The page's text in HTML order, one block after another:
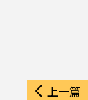
上一篇